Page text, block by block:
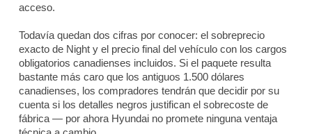
acceso.
Todavía quedan dos cifras por conocer: el sobreprecio
exacto de Night y el precio final del vehículo con los cargos
obligatorios canadienses incluidos. Si el paquete resulta
bastante más caro que los antiguos 1.500 dólares
canadienses, los compradores tendrán que decidir por su
cuenta si los detalles negros justifican el sobrecoste de
fábrica — por ahora Hyundai no promete ninguna ventaja